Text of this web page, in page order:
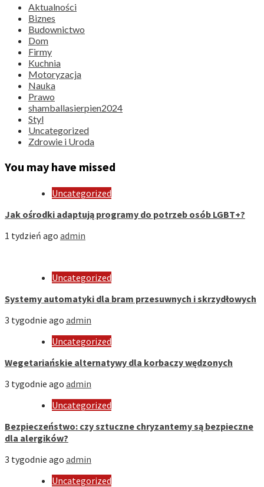
Aktualności
Biznes
Budownictwo
Dom
Firmy
Kuchnia
Motoryzacja
Nauka
Prawo
shamballasierpien2024
Styl
Uncategorized
Zdrowie i Uroda
You may have missed
Uncategorized
Jak ośrodki adaptują programy do potrzeb osób LGBT+?
1 tydzień ago admin
Uncategorized
Systemy automatyki dla bram przesuwnych i skrzydłowych
3 tygodnie ago admin
Uncategorized
Wegetariańskie alternatywy dla korbaczy wędzonych
3 tygodnie ago admin
Uncategorized
Bezpieczeństwo: czy sztuczne chryzantemy są bezpieczne
dla alergików?
3 tygodnie ago admin
Uncategorized